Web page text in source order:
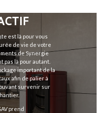
est là pour vous
de vie de votre
de Synergie
là pour autant.
important de la
afin de palier à
survenir sur
prend